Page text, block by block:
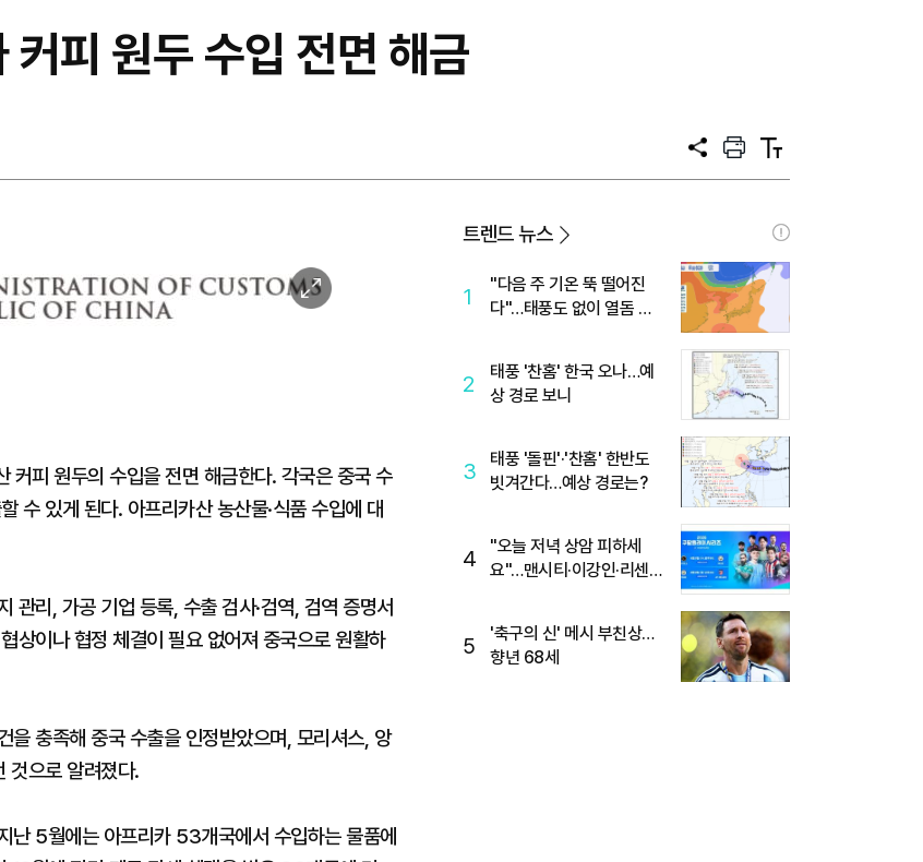
피 원두 수입 전면 해금
공
프
트
텍
트
이
미
피 원두의 수입을 전면 해금한다. 각국은 중국 수
수 있게 된다. 아프리카산 농산물·식품 수입에 대
관리, 가공 기업 등록, 수출 검사·검역, 검역 증명서
상이나 협정 체결이 필요 없어져 중국으로 원활하
을 충족해 중국 수출을 인정받았으며, 모리셔스, 앙
것으로 알려졌다.
난 5월에는 아프리카 53개국에서 수입하는 물품에
트렌드 뉴스
1
"다음 주 기온 뚝 떨어진
다"…태풍도 없이 열돔 박
2
태풍 '찬홈' 한국 오나…예
상 경로 보니
3
태풍 '돌핀'·'찬홈' 한반도
빗겨간다…예상 경로는?
4
"오늘 저녁 상암 피하세
요"…맨시티·이강인·리센느
5
'축구의 신' 메시 부친상…
향년 68세